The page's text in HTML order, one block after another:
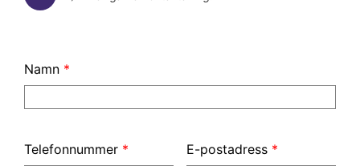
Namn *
Telefonnummer * E-postadress *